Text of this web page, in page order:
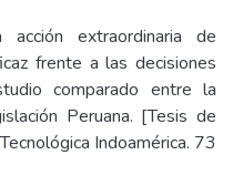
extraordinaria de
frente a las decisiones
comparado entre la
Peruana. [Tesis de
Indoamérica. 73